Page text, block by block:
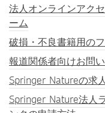
法人オンラインアク
ーム
破損・不良書籍用の
報道関係者向けお問
Springer Natureの求
Springer Nature法人